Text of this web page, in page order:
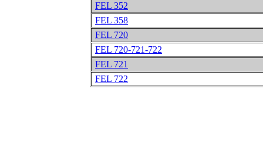
FEL 352
FEL 358
FEL 720
FEL 720-721-722
FEL 721
FEL 722